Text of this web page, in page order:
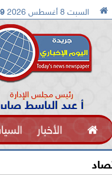
 السبت 8 أغسطس 2026 شيحة
رئيس مجلس الإدارة
أ عبد الباسط صابر
 الأخبار
الفنون